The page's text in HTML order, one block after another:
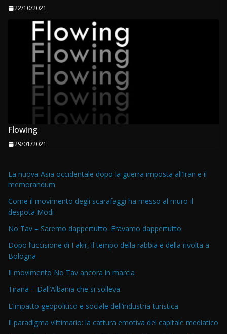
22/10/2021
Flowing
29/01/2021
La nuova Asia occidentale dopo la guerra imposta all’Iran e il
memorandum
Come il movimento degli scarafaggi ha messo al muro il
despota Modi
No Tav – Saremo dappertutto. Eravamo dappertutto
Dopo l’uccisione di Fakir, il tempo della rabbia e della rivolta a
Bologna
Il movimento No Tav ancora in marcia
Tirana – Dall’Albania che si solleva
L’impatto geopolitico e sociale dell’industria turistica
Il paradigma vittimario: la cattura emotiva del capitale mediatico